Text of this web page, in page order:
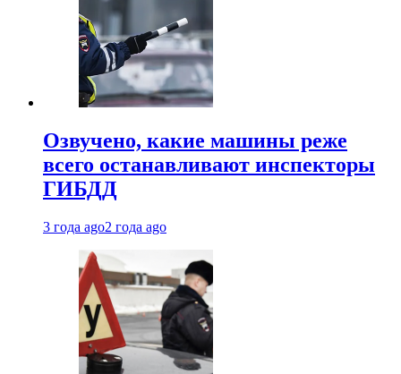
Озвучено, какие машины реже
всего останавливают инспекторы
ГИБДД
3 года ago2 года ago